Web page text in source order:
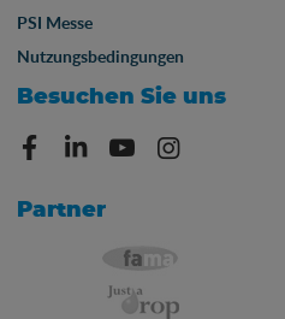
PSI Messe
Nutzungsbedingungen
Besuchen Sie uns
Partner